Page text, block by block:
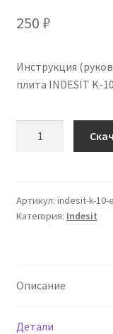
250 ₽
Инструкция
плита INDESIT K-
INDESIT
K-
русском
Артикул: indesit-k-10-
Категория: Indesit
Описание
Детали